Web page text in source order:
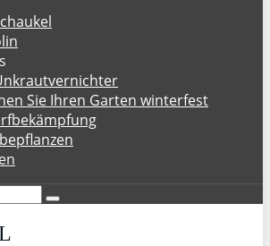
Sie Ihren Garten winterfest